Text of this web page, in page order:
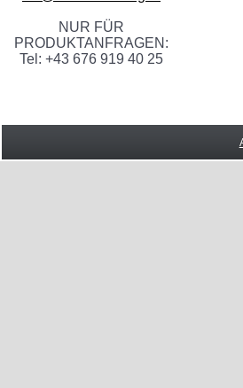
NUR FÜR
PRODUKTANFRAGEN:
Tel: +43 676 919 40 25